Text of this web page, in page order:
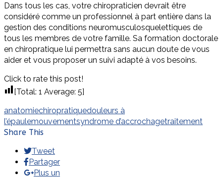
Dans tous les cas, votre chiropraticien devrait être
considéré comme un professionnel à part entière dans la
gestion des conditions neuromusculosquelettiques de
tous les membres de votre famille. Sa formation doctorale
en chiropratique lui permettra sans aucun doute de vous
aider et vous proposer un suivi adapté à vos besoins.
Click to rate this post!
[Total: 1 Average: 5]
anatomiechiropratiquedouleurs à
l’épaulemouvementsyndrome d’accrochagetraitement
Share This
Tweet
Partager
Plus un